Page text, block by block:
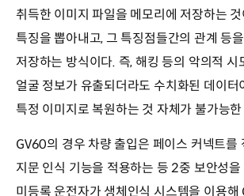
취득한 이미지 파일을 메모리에 저장하는
특징을 뽑아내고, 그 특징점들간의 관계 등
저장하는 방식이다. 즉, 해킹 등의 악의적 시
얼굴 정보가 유출되더라도 수치화된 데이터
특정 이미지로 복원하는 것 자체가 불가능
GV60의 경우 차량 출입은 페이스 커넥트를
지문 인식 기능을 적용하는 등 2중 보안성을
미등록 운전자가 생체인식 시스템을 이용해